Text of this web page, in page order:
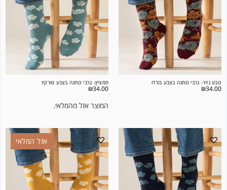
כובע נזיר- גרבי כותנה בצבע בורדו
₪34.00
חמציץ- גרבי כותנה בצבע טורקיז
₪34.00
המוצר אזל מהמלאי.
אזל המלאי